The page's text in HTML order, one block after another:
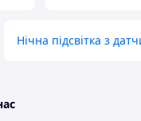
Нічна підсвітка з